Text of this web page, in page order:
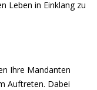
Leben in Einklang zu
Ihre Mandanten
Auftreten. Dabei